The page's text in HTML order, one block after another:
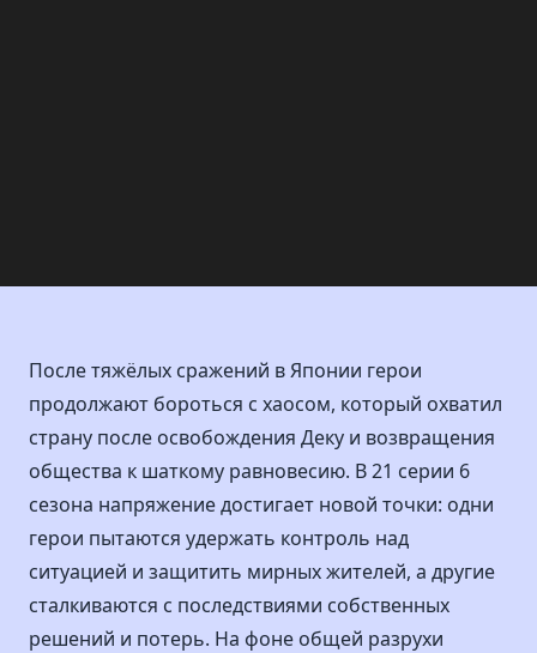
После тяжёлых сражений в Японии герои
продолжают бороться с хаосом, который охватил
страну после освобождения Деку и возвращения
общества к шаткому равновесию. В 21 серии 6
сезона напряжение достигает новой точки: одни
герои пытаются удержать контроль над
ситуацией и защитить мирных жителей, а другие
сталкиваются с последствиями собственных
решений и потерь. На фоне общей разрухи